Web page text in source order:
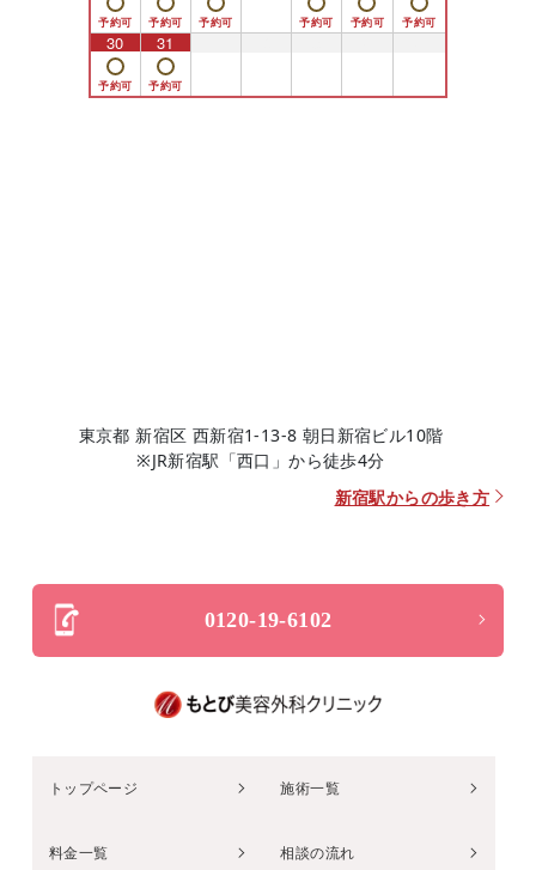
30 31
東京都 新宿区 西新宿1-13-8 朝日新宿ビル10階
※JR新宿駅「西口」から徒歩4分
新宿駅からの歩き方
0120-19-6102
トップページ 施術一覧
料金一覧 相談の流れ